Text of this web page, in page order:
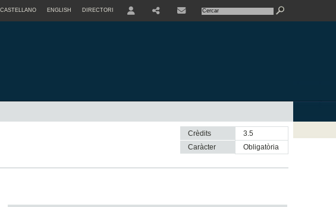
CASTELLANO ENGLISH DIRECTORI
Crèdits
3.5
Caràcter
obligatòria